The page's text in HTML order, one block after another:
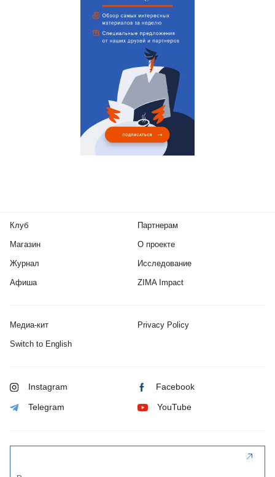
Клуб
Магазин
Журнал
Афиша
Партнерам
О проекте
Исследование
ZIMA Impact
Медиа-кит Privacy Policy
Switch to English
Instagram Facebook
Telegram YouTube